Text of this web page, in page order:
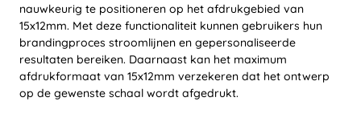
nauwkeurig te positioneren op het afdrukgebied van
15x12mm. Met deze functionaliteit kunnen gebruikers hun
brandingproces stroomlijnen en gepersonaliseerde
resultaten bereiken. Daarnaast kan het maximum
afdrukformaat van 15x12mm verzekeren dat het ontwerp
op de gewenste schaal wordt afgedrukt.